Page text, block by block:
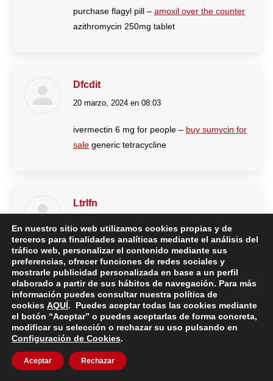
purchase flagyl pill – amoxil over the counter
azithromycin 250mg tablet
Dfcdit
dice:
20 marzo, 2024 en 08:03
ivermectin 6 mg for people – buy sumycin for
sale generic tetracycline
Ltrlfn
valtrex order –order diltiazem pillzovirax
400mg cheap
Aqiqai
dice:
22 marzo, 2024 en 06:52
brand metronidazole 400mg –
En nuestro sitio web utilizamos cookies propias y de
terceros para finalidades analíticas mediante el análisis del
tráfico web, personalizar el contenido mediante sus
preferencias, ofrecer funciones de redes sociales y
mostrarle publicidad personalizada en base a un perfil
elaborado a partir de sus hábitos de navegación. Para más
información puedes consultar nuestra política de
cookies AQUÍ. Puedes aceptar todas las cookies mediante
el botón “Aceptar” o puedes aceptarlas de forma concreta,
modificar su selección o rechazar su uso pulsando en
Configuración de Cookies.
Aceptar Rechazar